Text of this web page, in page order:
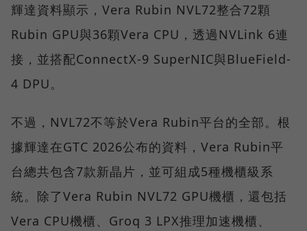
輝達資料顯示，Vera Rubin NVL72整合72顆
Rubin GPU與36顆Vera CPU，透過NVLink 6連
接，並搭配ConnectX-9 SuperNIC與BlueField-
4 DPU。
不過，NVL72不等於Vera Rubin平台的全部。根
據輝達在GTC 2026公布的資料，Vera Rubin平
台總共包含7款新晶片，並可組成5種機櫃級系
統。除了Vera Rubin NVL72 GPU機櫃，還包括
Vera CPU機櫃、Groq 3 LPX推理加速機櫃、